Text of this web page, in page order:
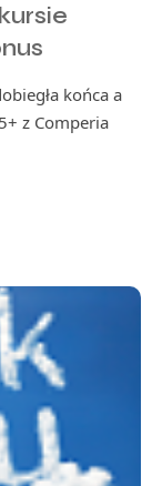
końca a
z Comperia